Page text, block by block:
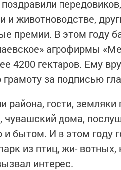
животноводстве,
премии. В этом году
агро­фирмы
4200 гектаров. Ему
за подписью
гости, земляки
чувашский дома,
бытом. И в этом году
из птиц, жи-
интерес.